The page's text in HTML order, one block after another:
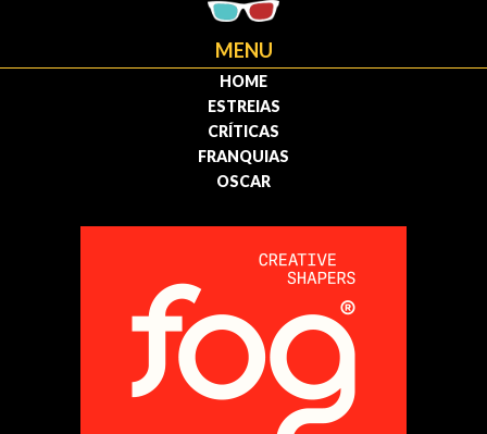
MENU
HOME
ESTREIAS
CRÍTICAS
FRANQUIAS
OSCAR